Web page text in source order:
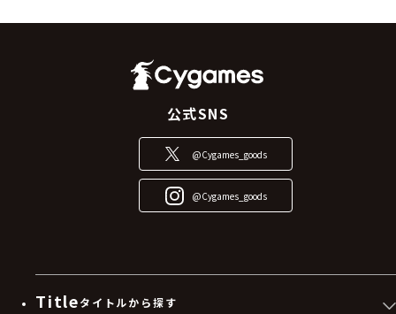
公式SNS
@Cygames_goods
@Cygames_goods
Titleタイトルから探す